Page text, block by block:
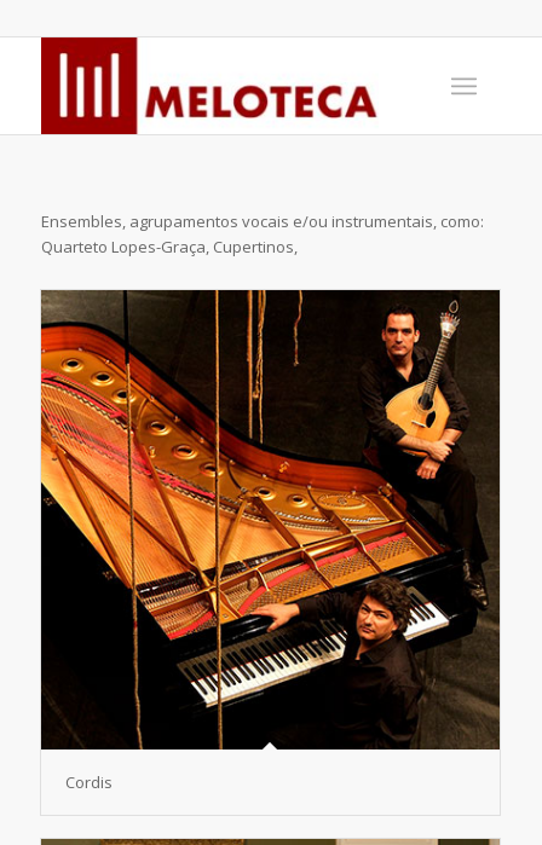
Ensembles, agrupamentos vocais e/ou instrumentais, como:
Quarteto Lopes-Graça, Cupertinos,
Cordis